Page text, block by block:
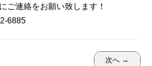
ご連絡をお願い致します！
6885
次へ →